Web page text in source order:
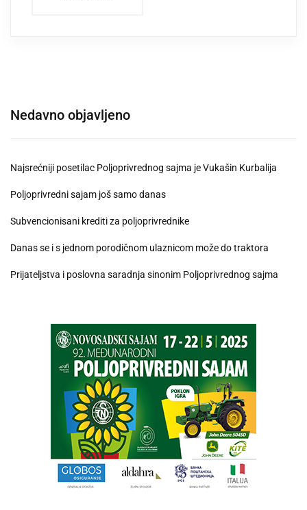
Nedavno objavljeno
Najsrećniji posetilac Poljoprivrednog sajma je Vukašin Kurbalija
Poljoprivredni sajam još samo danas
Subvencionisani krediti za poljoprivrednike
Danas se i s jednom porodičnom ulaznicom može do traktora
Prijateljstva i poslovna saradnja sinonim Poljoprivrednog sajma